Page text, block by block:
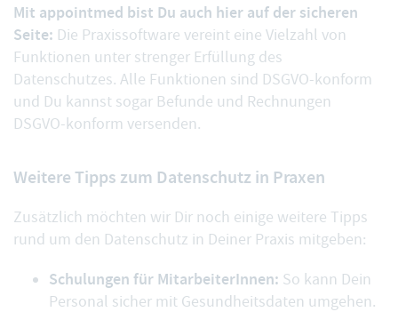
Mit appointmed bist Du auch hier auf der sicheren
Seite: Die Praxissoftware vereint eine Vielzahl von
Funktionen unter strenger Erfüllung des
Datenschutzes. Alle Funktionen sind DSGVO-konform
und Du kannst sogar Befunde und Rechnungen
DSGVO-konform versenden.
Weitere Tipps zum Datenschutz in Praxen
Zusätzlich möchten wir Dir noch einige weitere Tipps
rund um den Datenschutz in Deiner Praxis mitgeben:
Schulungen für MitarbeiterInnen: So kann Dein
Personal sicher mit Gesundheitsdaten umgehen.